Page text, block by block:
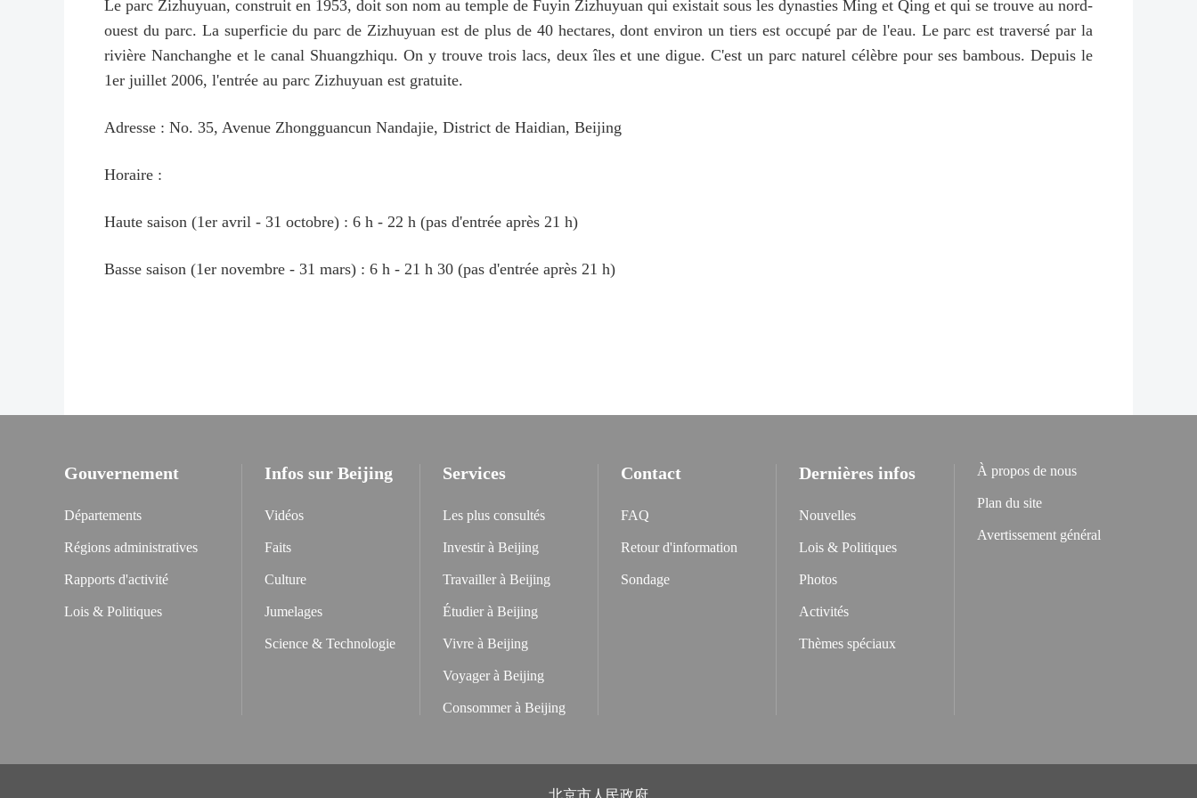
Le parc Zizhuyuan, construit en 1953, doit son nom au temple de Fuyin Zizhuyuan qui existait sous les dynasties Ming et Qing et qui se trouve au nord-
ouest du parc. La superficie du parc de Zizhuyuan est de plus de 40 hectares, dont environ un tiers est occupé par de l'eau. Le parc est traversé par la
rivière Nanchanghe et le canal Shuangzhiqu. On y trouve trois lacs, deux îles et une digue. C'est un parc naturel célèbre pour ses bambous. Depuis le
1er juillet 2006, l'entrée au parc Zizhuyuan est gratuite.
Adresse : No. 35, Avenue Zhongguancun Nandajie, District de Haidian, Beijing
Horaire :
Haute saison (1er avril - 31 octobre) : 6 h - 22 h (pas d'entrée après 21 h)
Basse saison (1er novembre - 31 mars) : 6 h - 21 h 30 (pas d'entrée après 21 h)
Gouvernement
Départements
Régions administratives
Rapports d'activité
Lois & Politiques
Infos sur Beijing
Vidéos
Faits
Culture
Jumelages
Science & Technologie
Services
Les plus consultés
Investir à Beijing
Travailler à Beijing
Étudier à Beijing
Vivre à Beijing
Voyager à Beijing
Consommer à Beijing
Contact
FAQ
Retour d'information
Sondage
Dernières infos
Nouvelles
Lois & Politiques
Photos
Activités
Thèmes spéciaux
À propos de nous
Plan du site
Avertissement général
北京市人民政府